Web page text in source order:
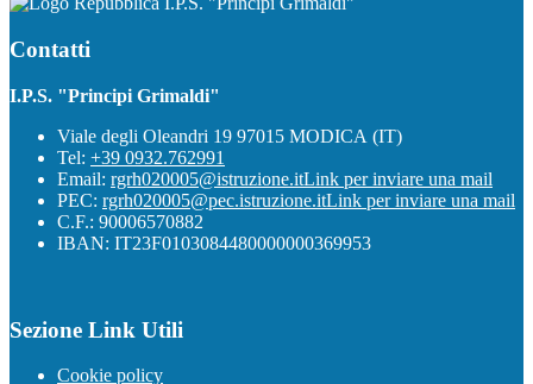
Contatti
I.P.S. "Principi Grimaldi"
Viale degli Oleandri 19 97015 MODICA (IT)
Tel: +39 0932.762991
Email: rgrh020005@istruzione.itLink per inviare una mail
PEC: rgrh020005@pec.istruzione.itLink per inviare una mail
C.F.: 90006570882
IBAN: IT23F0103084480000000369953
Sezione Link Utili
Cookie policy